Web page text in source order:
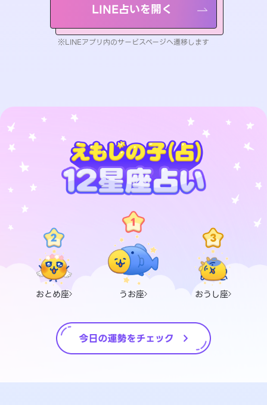
LINE占いを開く
※LINEアプリ内のサービスページへ遷移します
おとめ座 うお座 おうし座